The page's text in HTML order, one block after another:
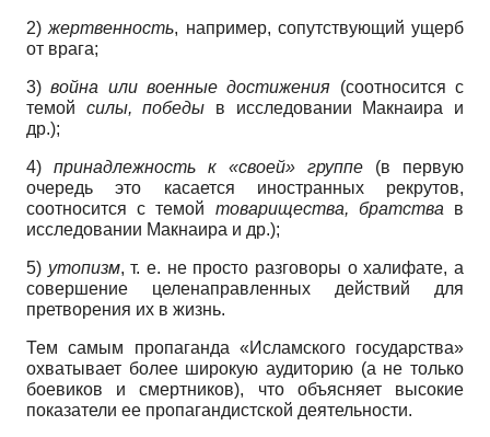
2)жертвенность, например, сопутствующий ущерб
от врага;
3)война или военные достижения (соотносится с
темой силы, победы в исследовании Макнаира и
др.);
4) принадлежность к «своей» группе (в первую
очередь это касается иностранных рекрутов,
соотносится с темой товарищества, братства в
исследовании Макнаира и др.);
5) утопизм, т. е. не просто разговоры о халифате, а
совершение целенаправленных действий для
претворения их в жизнь.
Тем самым пропаганда «Исламского государства»
охватывает более широкую аудиторию (а не только
боевиков и смертников), что объясняет высокие
показатели ее пропагандистской деятельности.